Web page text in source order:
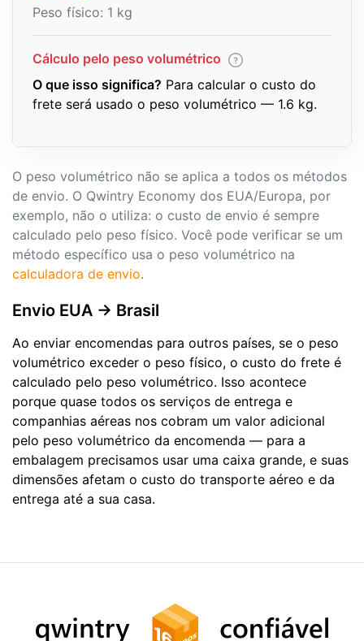
Peso físico: 1 kg
Cálculo pelo peso volumétrico
O que isso significa? Para calcular o custo do
frete será usado o peso volumétrico — 1.6 kg.
O peso volumétrico não se aplica a todos os métodos
de envio. O Qwintry Economy dos EUA/Europa, por
exemplo, não o utiliza: o custo de envio é sempre
calculado pelo peso físico. Você pode verificar se um
método específico usa o peso volumétrico na
calculadora de envio.
Envio EUA → Brasil
Ao enviar encomendas para outros países, se o peso
volumétrico exceder o peso físico, o custo do frete é
calculado pelo peso volumétrico. Isso acontece
porque quase todos os serviços de entrega e
companhias aéreas nos cobram um valor adicional
pelo peso volumétrico da encomenda — para a
embalagem precisamos usar uma caixa grande, e suas
dimensões afetam o custo do transporte aéreo e da
entrega até a sua casa.